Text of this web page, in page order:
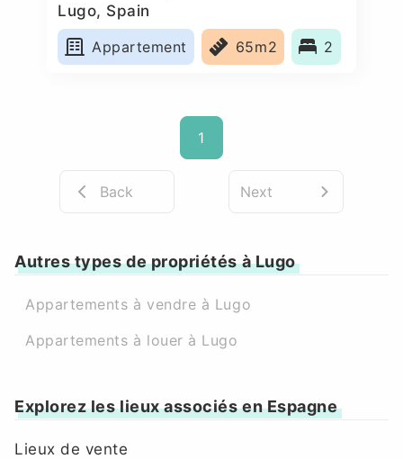
Lugo, Spain
Appartement
65m2 2
1
Back Next
Autres types de propriétés à Lugo
Appartements à vendre à Lugo
Appartements à louer à Lugo
Explorez les lieux associés en Espagne
Lieux de vente